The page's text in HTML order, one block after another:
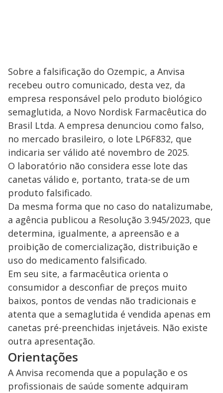
Sobre a falsificação do Ozempic, a Anvisa
recebeu outro comunicado, desta vez, da
empresa responsável pelo produto biológico
semaglutida, a Novo Nordisk Farmacêutica do
Brasil Ltda. A empresa denunciou como falso,
no mercado brasileiro, o lote LP6F832, que
indicaria ser válido até novembro de 2025.
O laboratório não considera esse lote das
canetas válido e, portanto, trata-se de um
produto falsificado.
Da mesma forma que no caso do natalizumabe,
a agência publicou a Resolução 3.945/2023, que
determina, igualmente, a apreensão e a
proibição de comercialização, distribuição e
uso do medicamento falsificado.
Em seu site, a farmacêutica orienta o
consumidor a desconfiar de preços muito
baixos, pontos de vendas não tradicionais e
atenta que a semaglutida é vendida apenas em
canetas pré-preenchidas injetáveis. Não existe
outra apresentação.
Orientações
A Anvisa recomenda que a população e os
profissionais de saúde somente adquiram